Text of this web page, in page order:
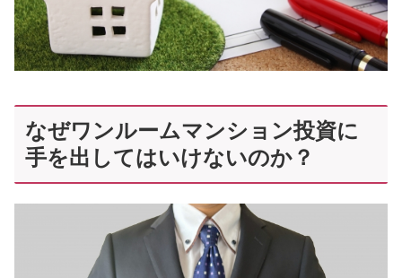
なぜワンルームマンション投資に
手を出してはいけないのか？